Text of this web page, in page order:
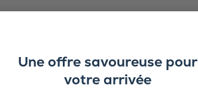
Une offre savoureuse pour
votre arrivée